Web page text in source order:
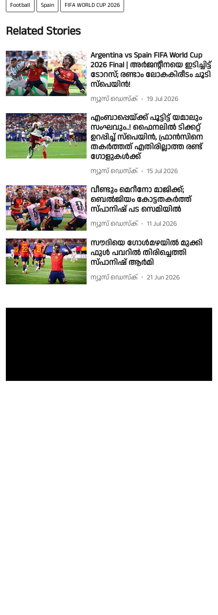
Football Spain FIFA WORLD CUP 2026
Related Stories
Argentina vs Spain FIFA World Cup
2026 Final | അർജൻ്റീനയെ ഇടിച്ചിട്ട്
ടോറസ്; രണ്ടാം ലോകകിരീടം ചൂടി
സ്പെയിൻ!
ന്യൂസ് ഡെസ്ക് 19 Jul 2026
എംബാപ്പെയ്ക്ക് പൂട്ടിട്ട് യമാലും
സം​ഘവും..! ഫൈനലിൽ ടിക്കറ്റ്
ഉറപ്പിച്ച് സ്പെയിൻ, ഫ്രാൻസിനെ
തകർത്തത് എതിരില്ലാത്ത രണ്ട്
ഗോളുകൾക്ക്
ന്യൂസ് ഡെസ്ക് 15 Jul 2026
വീണ്ടും മെറീനോ മാജിക്ക്;
ബെൽജിയം കോട്ടതകർത്ത്
സ്പാനിഷ് പട സെമിയിൽ
ന്യൂസ് ഡെസ്ക് 11 Jul 2026
സൗദിയെ ഗോൾമഴയിൽ മുക്കി
ഫുൾ പവറിൽ തിരിച്ചെത്തി
സ്പാനിഷ് ആർമി
ന്യൂസ് ഡെസ്ക് 21 Jun 2026